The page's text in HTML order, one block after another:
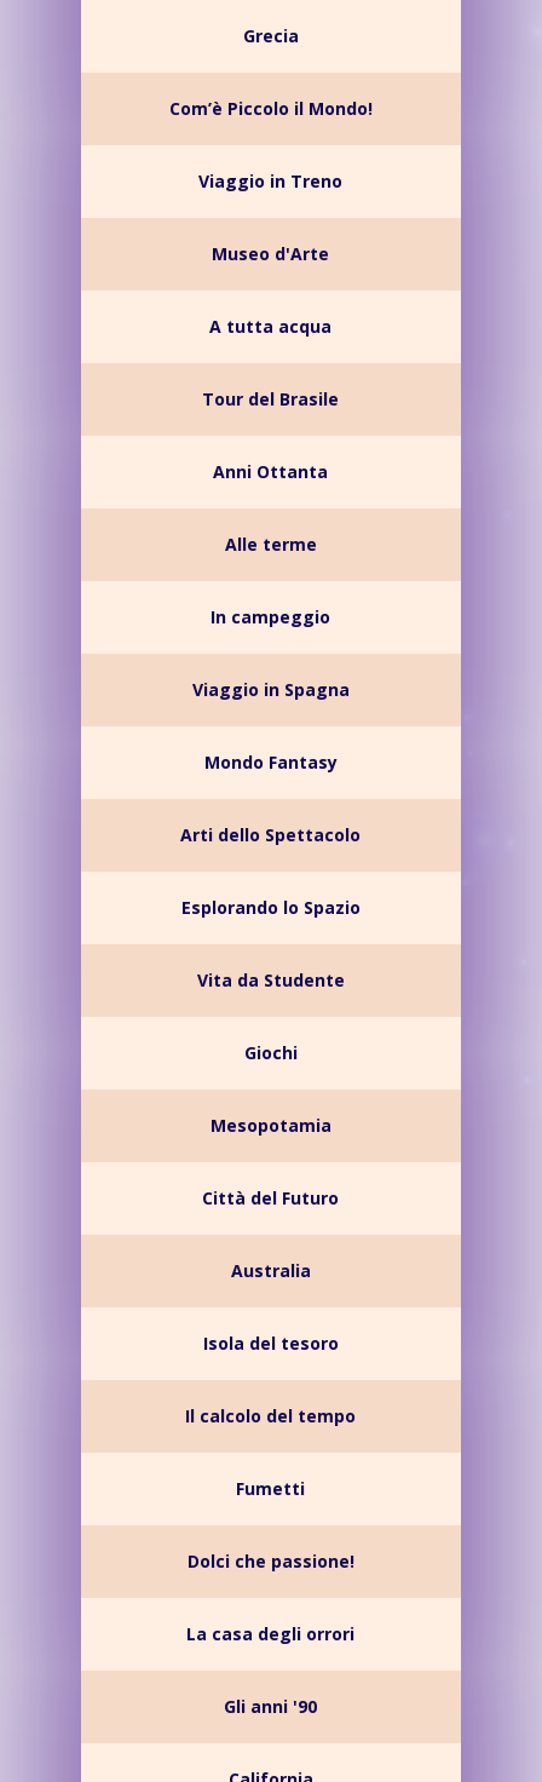
Grecia
Com’è Piccolo il Mondo!
Viaggio in Treno
Museo d'Arte
A tutta acqua
Tour del Brasile
Anni Ottanta
Alle terme
In campeggio
Viaggio in Spagna
Mondo Fantasy
Arti dello Spettacolo
Esplorando lo Spazio
Vita da Studente
Giochi
Mesopotamia
Città del Futuro
Australia
Isola del tesoro
Il calcolo del tempo
Fumetti
Dolci che passione!
La casa degli orrori
Gli anni '90